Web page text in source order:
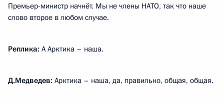
Премьер-министр начнёт. Мы не члены НАТО, так что наше
слово второе в любом случае.
Реплика: А Арктика – наша.
Д.Медведев: Арктика – наша, да, правильно, общая, общая.